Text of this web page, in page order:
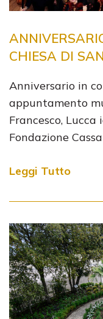
CHIESA DI
​Anniversario in
appuntamento
Francesco,
Fondazione
Leggi Tutto